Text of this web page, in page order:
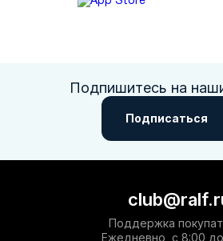
Подпишитесь на
Подписаться
Поддержка
Ежедневно, с 8:00